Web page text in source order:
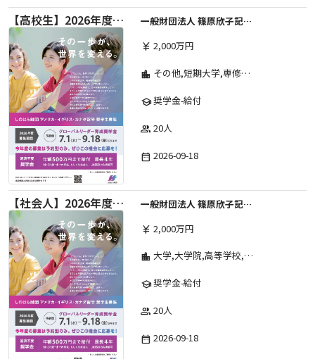
【高校生】2026年度 しのはら財団 アメリカ・イギリス・カナダ英語留学奨学金
一般財団法人 篠原欣子記念財団 (海外留学奨学金グループ)
currency_yen 2,000万円
location_city その他,短期大学,専修学校,高等専門学校,高等学校,大学院,大学
school奨学金-給付
group 20人
date_range 2026-09-18
【社会人】2026年度 しのはら財団 アメリカ・イギリス・カナダ英語留学奨学金
一般財団法人 篠原欣子記念財団 (海外留学奨学金グループ)
currency_yen 2,000万円
location_city 大学,大学院,高等学校,その他,高等専門学校,専修学校,短期大学
school奨学金-給付
group 20人
date_range 2026-09-18